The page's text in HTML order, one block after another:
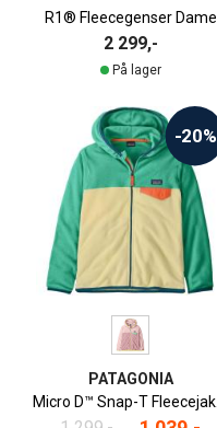
R1® Fleecegenser Dame
2 299,-
På lager
-20%
PATAGONIA